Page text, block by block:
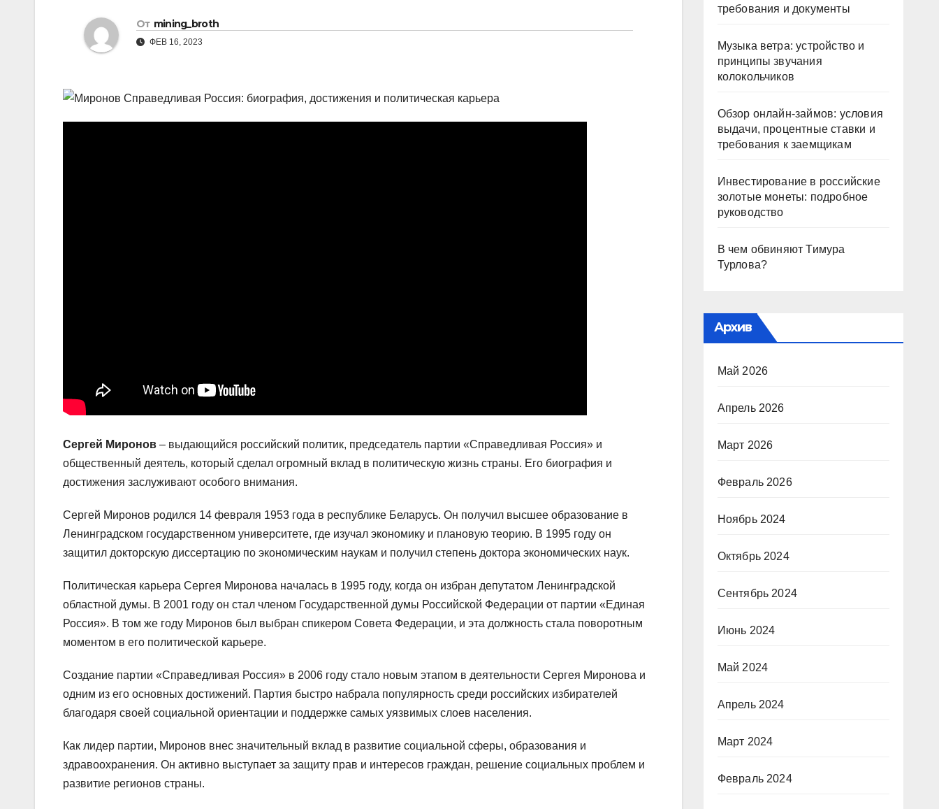
От mining_broth
ФЕВ 16, 2023
Сергей Миронов – выдающийся российский политик, председатель партии «Справедливая Россия» и
общественный деятель, который сделал огромный вклад в политическую жизнь страны. Его биография и
достижения заслуживают особого внимания.
Сергей Миронов родился 14 февраля 1953 года в республике Беларусь. Он получил высшее образование в
Ленинградском государственном университете, где изучал экономику и плановую теорию. В 1995 году он
защитил докторскую диссертацию по экономическим наукам и получил степень доктора экономических наук.
Политическая карьера Сергея Миронова началась в 1995 году, когда он избран депутатом Ленинградской
областной думы. В 2001 году он стал членом Государственной думы Российской Федерации от партии «Единая
Россия». В том же году Миронов был выбран спикером Совета Федерации, и эта должность стала поворотным
моментом в его политической карьере.
Создание партии «Справедливая Россия» в 2006 году стало новым этапом в деятельности Сергея Миронова и
одним из его основных достижений. Партия быстро набрала популярность среди российских избирателей
благодаря своей социальной ориентации и поддержке самых уязвимых слоев населения.
Как лидер партии, Миронов внес значительный вклад в развитие социальной сферы, образования и
здравоохранения. Он активно выступает за защиту прав и интересов граждан, решение социальных проблем и
развитие регионов страны.
требования и документы
Музыка ветра: устройство и
принципы звучания
колокольчиков
Обзор онлайн-займов: условия
выдачи, процентные ставки и
требования к заемщикам
Инвестирование в российские
золотые монеты: подробное
руководство
В чем обвиняют Тимура
Турлова?
Архив
Май 2026
Апрель 2026
Март 2026
Февраль 2026
Ноябрь 2024
Октябрь 2024
Сентябрь 2024
Июнь 2024
Май 2024
Апрель 2024
Март 2024
Февраль 2024